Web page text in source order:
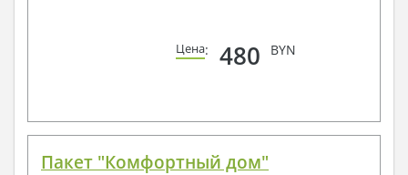
Цена: 480 BYN
Пакет "Комфортный дом"